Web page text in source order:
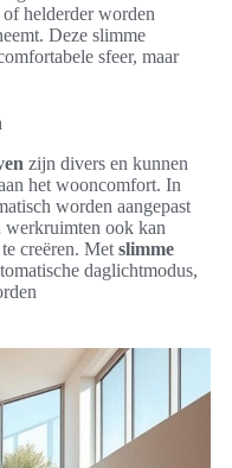
helderder worden
Deze slimme
sfeer, maar
zijn divers en kunnen
het wooncomfort. In
worden aangepast
werkruimten ook kan
creëren. Met slimme
daglichtmodus,